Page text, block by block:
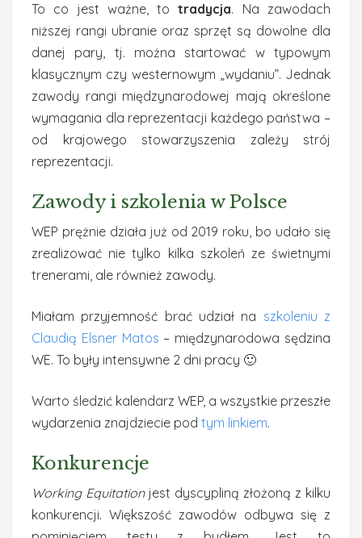
To co jest ważne, totradycja. Na zawodach
niższej rangi ubranie oraz sprzęt są dowolne dla
danej pary, tj. można startować w typowym
klasycznym czy westernowym „wydaniu”. Jednak
zawody rangi międzynarodowej mają określone
wymagania dla reprezentacji każdego państwa –
od krajowego stowarzyszenia zależy strój
reprezentacji.
Zawody i szkolenia w Polsce
WEP prężnie działa już od 2019 roku, bo udało się
zrealizować nie tylko kilka szkoleń ze świetnymi
trenerami, ale również zawody.
Miałam przyjemność brać udział na szkoleniu z
Claudią Elsner Matos – międzynarodowa sędzina
WE. To były intensywne 2 dni pracy 🙂
Warto śledzić kalendarz WEP, a wszystkie przeszłe
wydarzenia znajdziecie pod tym linkiem.
Konkurencje
Working Equitationjest dyscypliną złożoną z kilku
konkurencji. Większość zawodów odbywa się z